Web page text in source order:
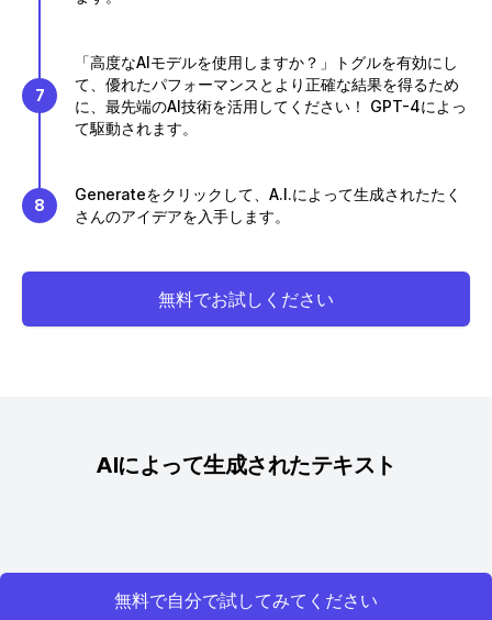
7
「高度なAIモデルを使用しますか？」トグルを有効にし
て、優れたパフォーマンスとより正確な結果を得るため
に、最先端のAI技術を活用してください！ GPT-4によっ
て駆動されます。
8
Generateをクリックして、A.I.によって生成されたたく
さんのアイデアを入手します。
無料でお試しください
AIによって生成されたテキスト
無料で自分で試してみてください